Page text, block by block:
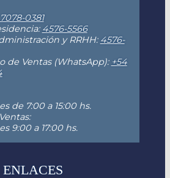
7078-0381
4576-5566
y RRHH: 4576-
de Ventas (WhatsApp): +54
de 7:00 a 15:00 hs.
9:00 a 17:00 hs.
ENLACES